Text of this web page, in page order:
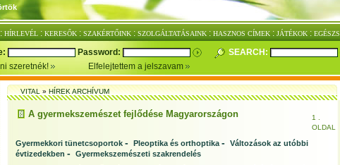
: HÍRLEVÉL : KERESŐK : SZAKÉRTŐINK : SZOLGÁLTATÁSAINK : HASZNOS CÍMEK : JÁTÉKOK :
Password:
SEARCH:
szeretnék!
Elfelejtettem a jelszavam
VITAL»HÍREK ARCHÍVUM
A gyermekszemészet fejlődése Magyarországon
1 .
OLDAL
Gyermekkori tünetcsoportok - Pleoptika és orthoptika - Változások az utóbbi
évtizedekben - Gyermekszemészeti szakrendelés